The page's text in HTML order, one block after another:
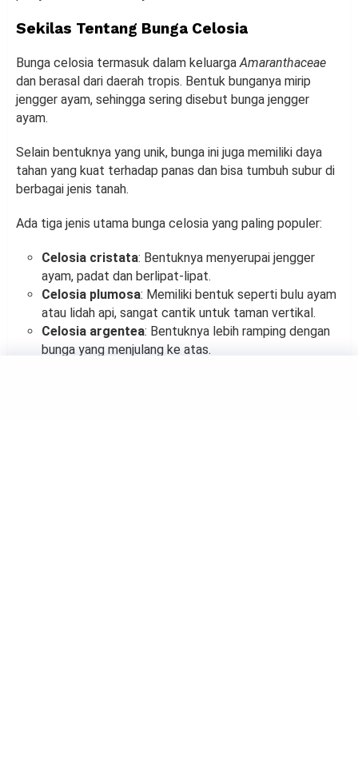
Sekilas Tentang Bunga Celosia
Bunga celosia termasuk dalam keluargaAmaranthaceae
dan berasal dari daerah tropis. Bentuk bunganya mirip
jengger ayam, sehingga sering disebut bunga jengger
ayam.
Selain bentuknya yang unik, bunga ini juga memiliki daya
tahan yang kuat terhadap panas dan bisa tumbuh subur di
berbagai jenis tanah.
Ada tiga jenis utama bunga celosia yang paling populer:
Celosia cristata: Bentuknya menyerupai jengger
ayam, padat dan berlipat-lipat.
Celosia plumosa: Memiliki bentuk seperti bulu ayam
atau lidah api, sangat cantik untuk taman vertikal.
Celosia argentea: Bentuknya lebih ramping dengan
bunga yang menjulang ke atas.